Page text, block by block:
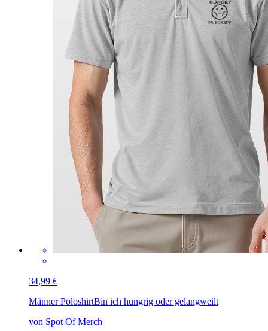
34,99 €
Männer PoloshirtBin ich hungrig oder gelangweilt
von Spot Of Merch